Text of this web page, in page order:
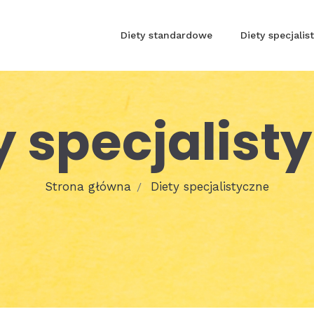
Diety standardowe Diety
Strona główna Diety specjalistyczne